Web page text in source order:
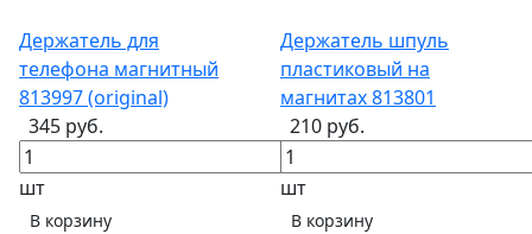
Держатель для
телефона магнитный
813997 (original)
345 руб.
шт
В корзину
Держатель шпуль
пластиковый на
магнитах 813801
210 руб.
шт
В корзину